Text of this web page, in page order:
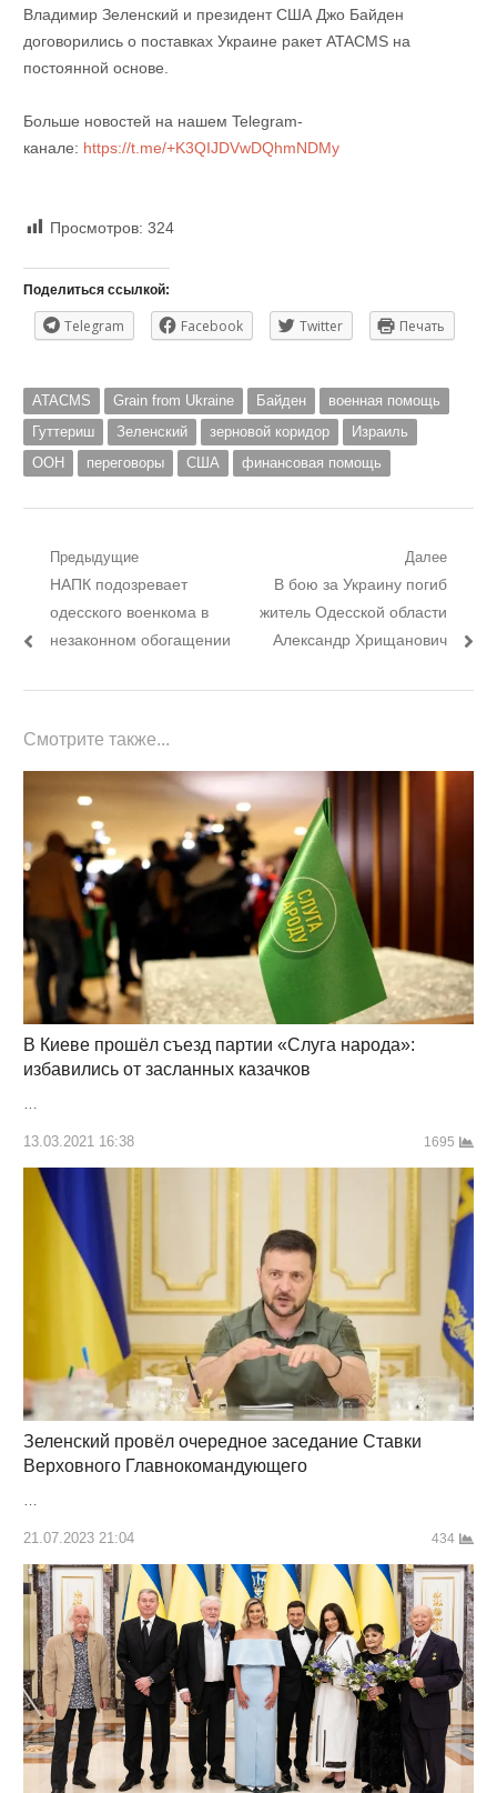
Владимир Зеленский и президент США Джо Байден
договорились о поставках Украине ракет ATACMS на
постоянной основе.
Больше новостей на нашем Telegram-
канале: https://t.me/+K3QIJDVwDQhmNDMy
Просмотров: 324
Поделиться ссылкой:
Telegram Facebook Twitter Печать
ATACMS Grain from Ukraine Байден
военная помощь
Гуттериш
Зеленский зерновой коридор
Израиль
ООН
переговоры США финансовая помощь
Навигация
записям
Предыдущие
Предыдущий
пост:
НАПК подозревает
одесского военкома в
незаконном обогащении
Далее
Следующий
пост:
В бою за Украину погиб
житель Одесской области
Александр Хрищанович
Смотрите также...
В Киеве прошёл съезд партии «Слуга народа»:
избавились от засланных казачков
13.03.2021 16:38 1695
Зеленский провёл очередное заседание Ставки
Верховного Главнокомандующего
…
21.07.2023 21:04 434